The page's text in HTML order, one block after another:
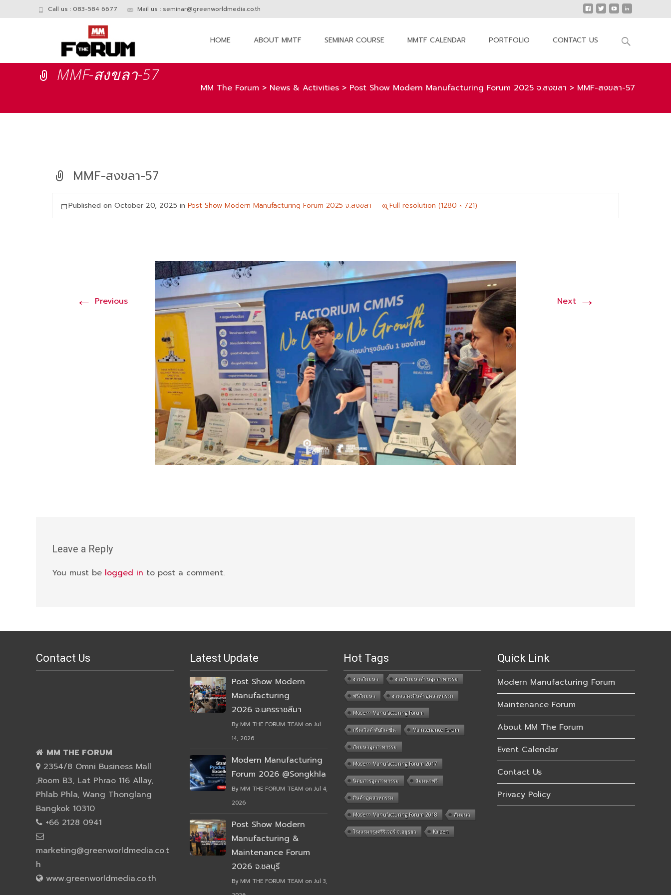
Call us : 083-584 6677 Mail us : seminar@greenworldmedia.co.th
HOME ABOUT MMTF SEMINAR COURSE MMTF CALENDAR PORTFOLIO CONTACT US
Search
MMF-สงขลา-57
MM The Forum > News & Activities > Post Show Modern Manufacturing Forum 2025 จ.สงขลา > MMF-สงขลา-57
MMF-สงขลา-57
Published on October 20, 2025 in Post Show Modern Manufacturing Forum 2025 จ.สงขลา Full resolution (1280 × 721)
← Previous Next →
Leave a Reply
You must be logged in to post a comment.
Contact Us
MM THE FORUM
2354/8 Omni Business Mall
,Room B3, Lat Phrao 116 Allay,
Phlab Phla, Wang Thonglang
Bangkok 10310
+66 2128 0941
marketing@greenworldmedia.co.t
h
www.greenworldmedia.co.th
Latest Update
Post Show Modern
Manufacturing
2026 จ.นครราชสีมา
By MM THE FORUM TEAM on Jul
14, 2026
Modern Manufacturing
Forum 2026 @Songkhla
By MM THE FORUM TEAM on Jul 4,
2026
Post Show Modern
Manufacturing &
Maintenance Forum
2026 จ.ชลบุรี
By MM THE FORUM TEAM on Jul 3,
Hot Tags
งานสัมมนา งานสัมมนาด้านอุตสาหกรรม
ฟรีสัมมนา งานแสดงสินค้าอุตสาหกรรม
Modern Manufacturing Forum
กรีนเวิลด์ พับลิเคชั่น Maintenance Forum
สัมมนาอุตสาหกรรม
Modern Manufacturing Forum 2017
นิตยสารอุตสาหกรรม สัมมนาฟรี
สินค้าอุตสาหกรรม
Modern Manufacturing Forum 2018 สัมมนา
โรงแรมกรุงศรีริเวอร์ จ.อยุธยา Kaizen
Quick Link
Modern Manufacturing Forum
Maintenance Forum
About MM The Forum
Event Calendar
Contact Us
Privacy Policy